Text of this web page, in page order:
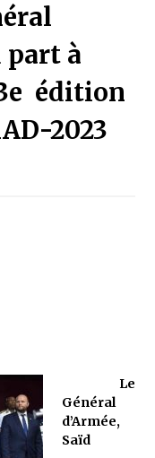
M’zab
part à
édition
2023
Le
Général
d’Armée,
Saïd